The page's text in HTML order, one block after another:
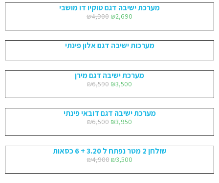
מערכת ישיבה דגם טוקיו דו מושבי
₪4,900 ₪2,690
מערכות ישיבה דגם אלון פינתי
מערכת ישיבה דגם מירן
₪6,590 ₪3,500
מערכת ישיבה דגם דובאי פינתי
₪6,500 ₪3,950
שולחן 2 מטר נפתח ל 3.20 + 6 כסאות
₪4,900 ₪3,500